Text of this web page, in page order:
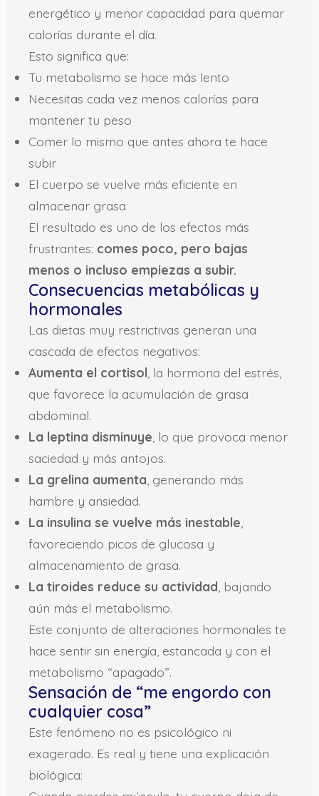
energético y menor capacidad para quemar
calorías durante el día.
Esto significa que:
Tu metabolismo se hace más lento
Necesitas cada vez menos calorías para
mantener tu peso
Comer lo mismo que antes ahora te hace
subir
El cuerpo se vuelve más eficiente en
almacenar grasa
El resultado es uno de los efectos más
frustrantes: comes poco, pero bajas
menos o incluso empiezas a subir.
Consecuencias metabólicas y
hormonales
Las dietas muy restrictivas generan una
cascada de efectos negativos:
Aumenta el cortisol , la hormona del estrés,
que favorece la acumulación de grasa
abdominal.
La leptina disminuye , lo que provoca menor
saciedad y más antojos.
La grelina aumenta , generando más
hambre y ansiedad.
La insulina se vuelve más inestable
favoreciendo picos de glucosa y
almacenamiento de grasa.
La tiroides reduce su actividad , bajando
aún más el metabolismo.
Este conjunto de alteraciones hormonales te
hace sentir sin energía, estancada y con el
metabolismo “apagado”.
Sensación de “me engordo con
cualquier cosa”
Este fenómeno no es psicológico ni
exagerado. Es real y tiene una explicación
biológica: